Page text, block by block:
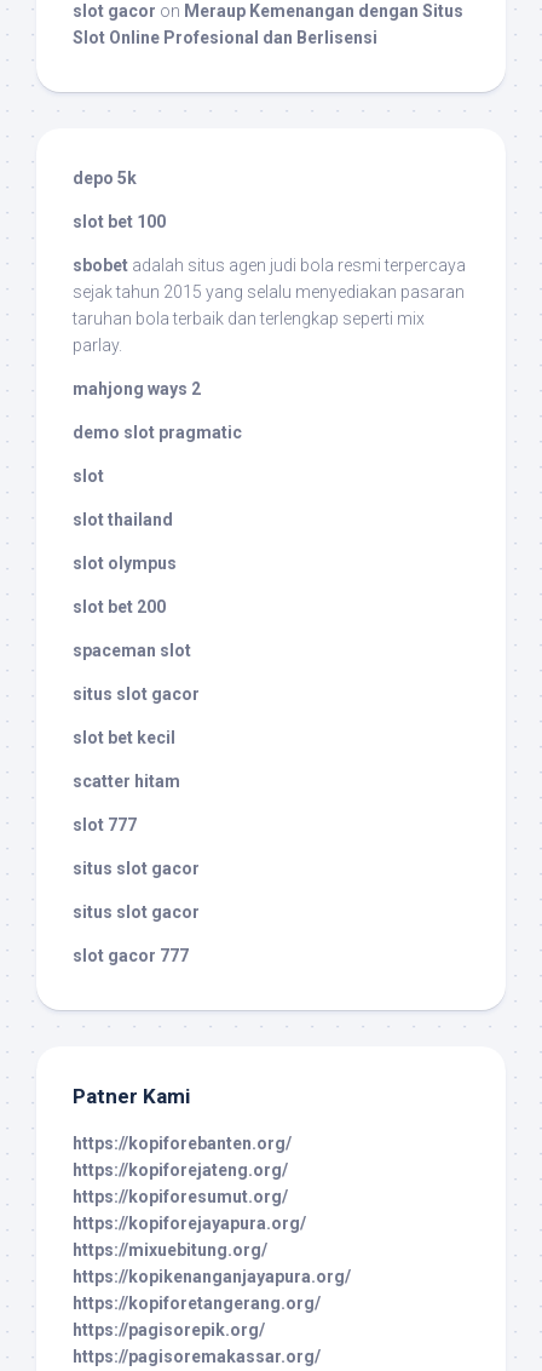
slot gacor on Meraup Kemenangan dengan Situs
Slot Online Profesional dan Berlisensi
depo 5k
slot bet 100
sbobet adalah situs agen judi bola resmi terpercaya
sejak tahun 2015 yang selalu menyediakan pasaran
taruhan bola terbaik dan terlengkap seperti mix
parlay.
mahjong ways 2
demo slot pragmatic
slot
slot thailand
slot olympus
slot bet 200
spaceman slot
situs slot gacor
slot bet kecil
scatter hitam
slot 777
situs slot gacor
situs slot gacor
slot gacor 777
Patner Kami
https://kopiforebanten.org/
https://kopiforejateng.org/
https://kopiforesumut.org/
https://kopiforejayapura.org/
https://mixuebitung.org/
https://kopikenanganjayapura.org/
https://kopiforetangerang.org/
https://pagisorepik.org/
https://pagisoremakassar.org/